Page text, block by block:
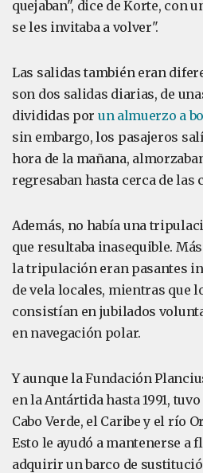
quejaban", dice de Korte, con
se les invitaba a volver".
Las salidas también eran
son dos salidas diarias, de
divididas por un almuerzo a
sin embargo, los pasajeros
hora de la mañana,
regresaban hasta cerca de las
Además, no había una
que resultaba inasequible.
la tripulación eran pasantes
de vela locales, mientras que
consistían en jubilados
en navegación polar.
Y aunque la Fundación
en la Antártida hasta 1991,
Cabo Verde, el Caribe y el río
Esto le ayudó a mantenerse a
adquirir un barco de